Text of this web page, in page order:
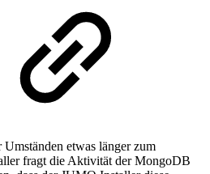
etwas länger zum
fragt die Aktivität der MongoDB